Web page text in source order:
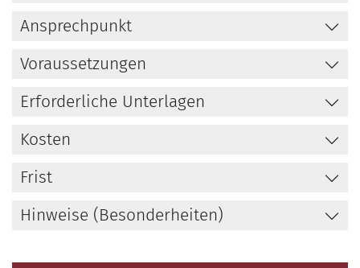
Ansprechpunkt
Voraussetzungen
Erforderliche Unterlagen
Kosten
Frist
Hinweise (Besonderheiten)